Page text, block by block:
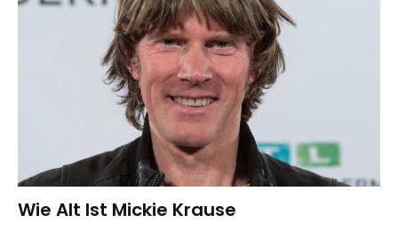
Trends
Wie Alt Ist Mickie Krause